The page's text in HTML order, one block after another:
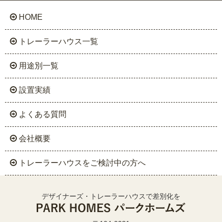
HOME
トレーラーハウス一覧
用途別一覧
設置実績
よくある質問
会社概要
トレーラーハウスをご検討中の方へ
デザイナーズ・トレーラーハウスで差別化を